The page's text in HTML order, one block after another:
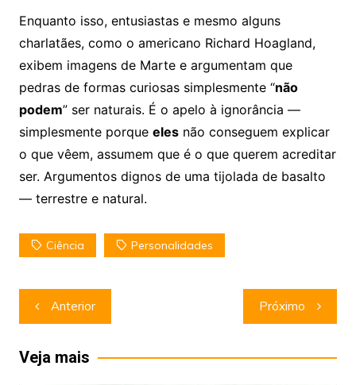
Enquanto isso, entusiastas e mesmo alguns
charlatães, como o americano Richard Hoagland,
exibem imagens de Marte e argumentam que
pedras de formas curiosas simplesmente “não
podem” ser naturais. É o apelo à ignorância —
simplesmente porque elesnão conseguem explicar
o que vêem, assumem que é o que querem acreditar
ser. Argumentos dignos de uma tijolada de basalto
— terrestre e natural.
Ciência Personalidades
Navegação
de
Post
Anterior Próximo
Veja mais